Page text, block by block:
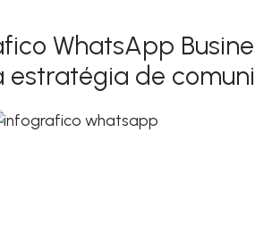
WhatsApp
de